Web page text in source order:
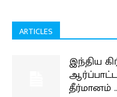
ARTICLES
இந்திய
தீர்மானம்